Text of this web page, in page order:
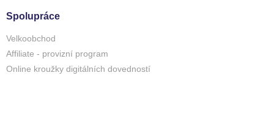
Spolupráce
Velkoobchod
Affiliate - provizní program
Online kroužky digitálních dovedností